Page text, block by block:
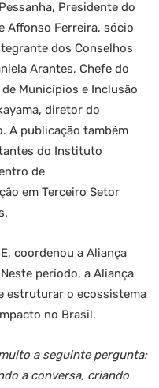
Presidente do
Affonso Ferreira, sócio
dos Conselhos
Arantes, Chefe do
Municípios e Inclusão
diretor do
A publicação também
do Instituto
de
em Terceiro Setor
coordenou a Aliança
período, a Aliança
estruturar o ecossistema
no Brasil.
a seguinte pergunta:
a conversa, criando